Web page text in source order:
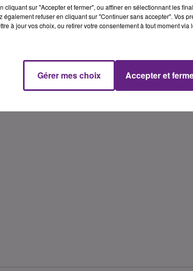
cliquant sur "Accepter et fermer", ou affiner en sélectionnant les
également refuser en cliquant sur "Continuer sans accepter". Vos
à jour vos choix, ou retirer votre consentement à tout moment
Gérer mes choix Accepter et